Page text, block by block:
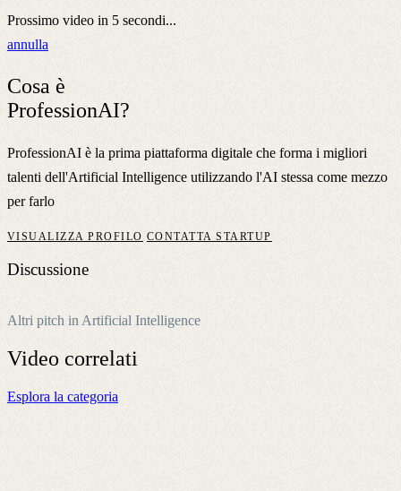
Prossimo video in 5 secondi...
annulla
Cosa è
ProfessionAI?
ProfessionAI è la prima piattaforma digitale che forma i migliori
talenti dell'Artificial Intelligence utilizzando l'AI stessa come mezzo
per farlo
VISUALIZZA PROFILO CONTATTA STARTUP
Discussione
Altri pitch in Artificial Intelligence
Video correlati
Esplora la categoria